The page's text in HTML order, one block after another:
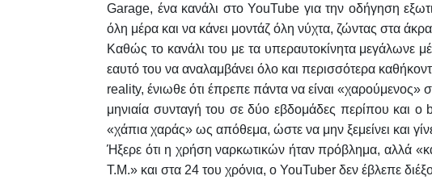
Garage, ένα κανάλι στο YouTube για την οδήγηση
όλη μέρα και να κάνει μοντάζ όλη νύχτα, ζώντας στα
Καθώς το κανάλι του με τα υπεραυτοκίνητα μεγάλωνε
εαυτό του να αναλαμβάνει όλο και περισσότερα
reality, ένιωθε ότι έπρεπε πάντα να είναι «χαρούμενος»
μηνιαία συνταγή του σε δύο εβδομάδες περίπου και ο
«χάπια χαράς» ως απόθεμα, ώστε να μην ξεμείνει και
Ήξερε ότι η χρήση ναρκωτικών ήταν πρόβλημα, αλλά
Τ.Μ.» και στα 24 του χρόνια, ο YouTuber δεν έβλεπε